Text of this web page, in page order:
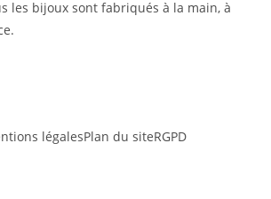
les bijoux sont fabriqués à la main, à
légalesPlan du siteRGPD